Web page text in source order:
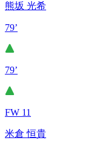
熊坂 光希
79’
79’
FW 11
米倉 恒貴